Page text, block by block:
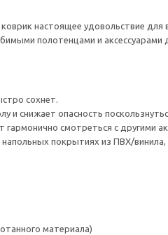
настоящее удовольствие
полотенцами и аксессуарами
сохнет.
и снижает опасность
смотреться с другими
покрытиях из ПВХ/
материала)